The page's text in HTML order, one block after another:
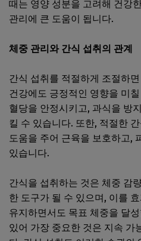
때는 영양 성분을 고려해 건강
관리에 큰 도움이 됩니다.
체중 관리와 간식 섭취의 관계
간식 섭취를 적절하게 조절하
건강에도 긍정적인 영향을 미
혈당을 안정시키고, 과식을 방
킬 수 있습니다. 또한, 적절한
도움을 주어 근육을 보호하고,
있습니다.
간식을 섭취하는 것은 체중 감
한 도구가 될 수 있으며, 이를
유지하면서도 목표 체중을 달
있어 가장 중요한 것은 지속 가